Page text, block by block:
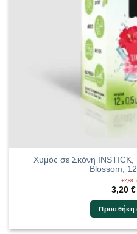
Χυμός σε Σκόνη
Blossom,
+2,88
3,20 €
Προσθήκη